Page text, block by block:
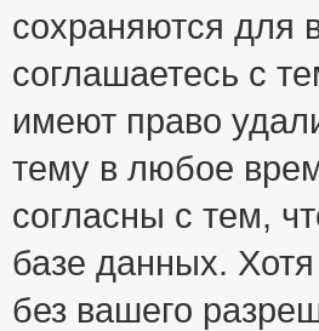
сохраняются для
соглашаетесь с
имеют право
тему в любое
согласны с тем,
базе данных.
без вашего